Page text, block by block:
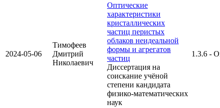
2024-05-06
Тимофеев
Дмитрий
Николаевич
Оптические
характеристики
кристаллических
частиц перистых
облаков неидеальной
формы и агрегатов
частиц
Диссертация на
соискание учёной
степени кандидата
физико-математических
наук
1.3.6 -